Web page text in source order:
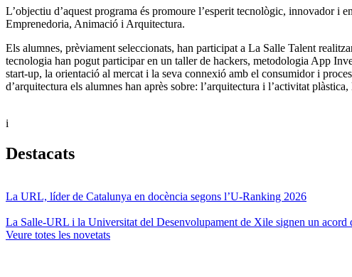
L’objectiu d’aquest programa és promoure l’esperit tecnològic, innovador i
Emprenedoria, Animació i Arquitectura.
Els alumnes, prèviament seleccionats, han participat a La Salle Talent
tecnologia han pogut participar en un taller de hackers, metodologia App
start-up, la orientació al mercat i la seva connexió amb el consumidor i
d’arquitectura els alumnes han après sobre: l’arquitectura i l’activitat
i
Destacats
La URL, líder de Catalunya en docència segons l’U-Ranking 2026
La Salle-URL i la Universitat del Desenvolupament de Xile signen un acord
Veure totes les novetats